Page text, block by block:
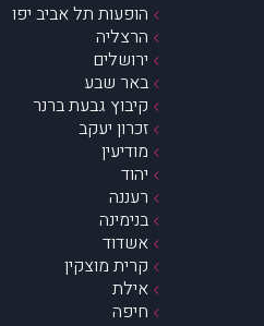
הופעות תל אביב יפו
הרצליה
ירושלים
באר שבע
קיבוץ גבעת ברנר
זכרון יעקב
מודיעין
יהוד
רעננה
בנימינה
אשדוד
קרית מוצקין
אילת
חיפה